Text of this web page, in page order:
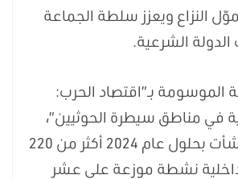
النزاع ويعزز سلطة الجماعة
الشرعية.
بـ”اقتصاد الحرب:
في مناطق سيطرة الحوثيين”،
فإن الجماعة أنشأت بحلول عام 2024 أكثر من 220
نشطة موزعة على عشر